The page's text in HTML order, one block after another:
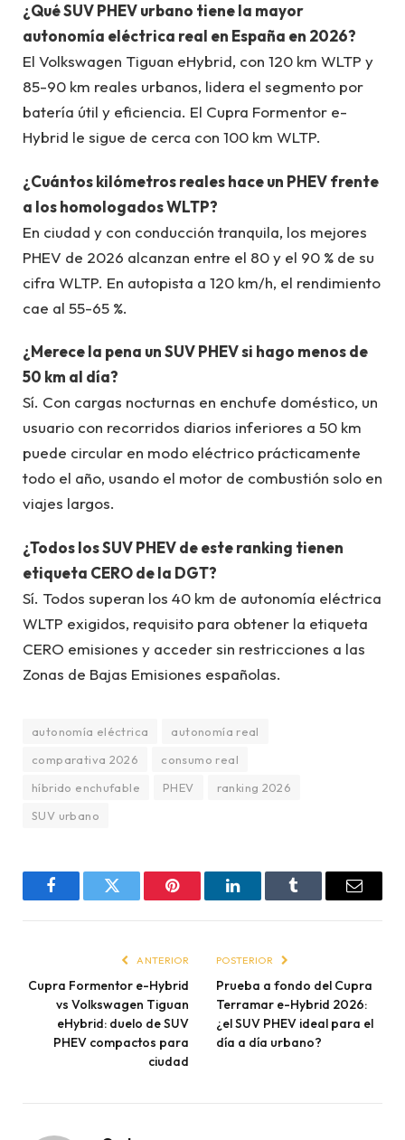
¿Qué SUV PHEV urbano tiene la mayor
autonomía eléctrica real en España en 2026?
El Volkswagen Tiguan eHybrid, con 120 km WLTP y
85-90 km reales urbanos, lidera el segmento por
batería útil y eficiencia. El Cupra Formentor e-
Hybrid le sigue de cerca con 100 km WLTP.
¿Cuántos kilómetros reales hace un PHEV frente
a los homologados WLTP?
En ciudad y con conducción tranquila, los mejores
PHEV de 2026 alcanzan entre el 80 y el 90 % de su
cifra WLTP. En autopista a 120 km/h, el rendimiento
cae al 55-65 %.
¿Merece la pena un SUV PHEV si hago menos de
50 km al día?
Sí. Con cargas nocturnas en enchufe doméstico, un
usuario con recorridos diarios inferiores a 50 km
puede circular en modo eléctrico prácticamente
todo el año, usando el motor de combustión solo en
viajes largos.
¿Todos los SUV PHEV de este ranking tienen
etiqueta CERO de la DGT?
Sí. Todos superan los 40 km de autonomía eléctrica
WLTP exigidos, requisito para obtener la etiqueta
CERO emisiones y acceder sin restricciones a las
Zonas de Bajas Emisiones españolas.
autonomía eléctrica
autonomía real
comparativa 2026
consumo real
híbrido enchufable
PHEV
ranking 2026
SUV urbano
FacebookTwitter Pinterest LinkedInTumblr Email
ANTERIOR
Cupra Formentor e-Hybrid
vs Volkswagen Tiguan
eHybrid: duelo de SUV
PHEV compactos para
ciudad
POSTERIOR
Prueba a fondo del Cupra
Terramar e-Hybrid 2026:
¿el SUV PHEV ideal para el
día a día urbano?